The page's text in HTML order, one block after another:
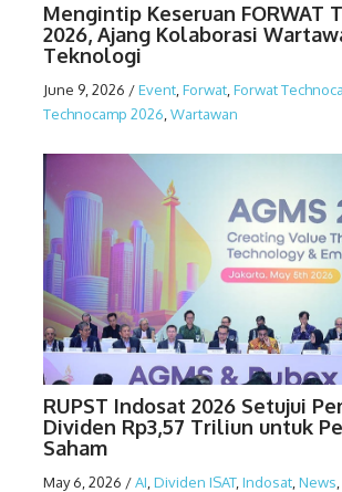
Mengintip Keseruan FORWAT
2026, Ajang Kolaborasi
Teknologi
June 9, 2026 /Event Forwat Forwat
Technocamp 2026 Wartawan
RUPST Indosat 2026 Setujui
Dividen Rp3,57 Triliun untuk
Saham
May 6, 2026 /AI Dividen ISAT, Indosat News